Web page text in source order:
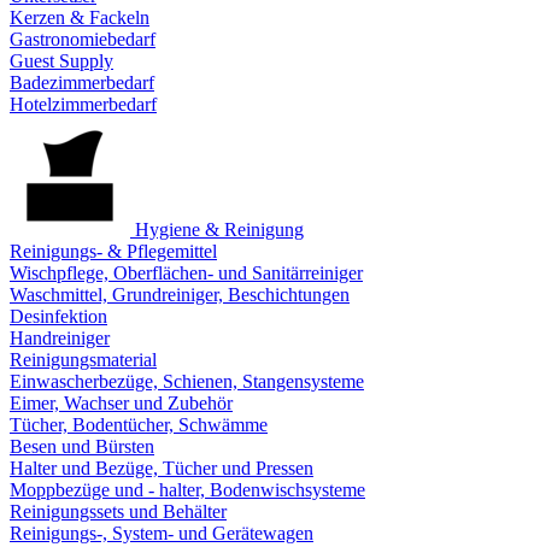
Kerzen & Fackeln
Gastronomiebedarf
Guest Supply
Badezimmerbedarf
Hotelzimmerbedarf
Hygiene & Reinigung
Reinigungs- & Pflegemittel
Wischpflege, Oberflächen- und Sanitärreiniger
Waschmittel, Grundreiniger, Beschichtungen
Desinfektion
Handreiniger
Reinigungsmaterial
Einwascherbezüge, Schienen, Stangensysteme
Eimer, Wachser und Zubehör
Tücher, Bodentücher, Schwämme
Besen und Bürsten
Halter und Bezüge, Tücher und Pressen
Moppbezüge und - halter, Bodenwischsysteme
Reinigungssets und Behälter
Reinigungs-, System- und Gerätewagen